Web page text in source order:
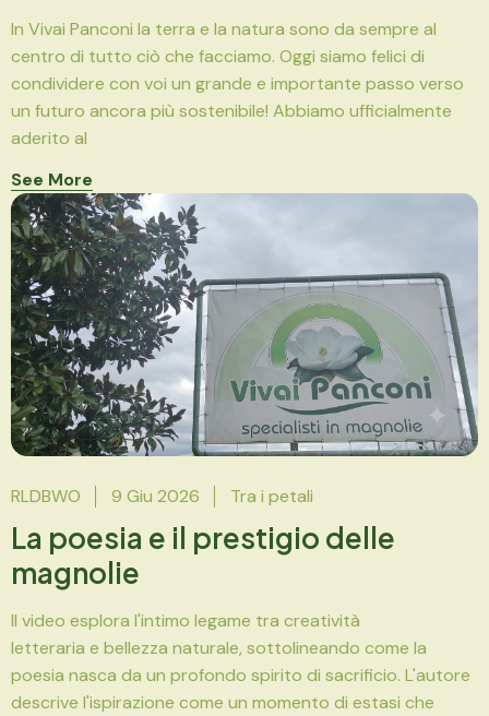
In Vivai Panconi la terra e la natura sono da sempre al
centro di tutto ciò che facciamo. Oggi siamo felici di
condividere con voi un grande e importante passo verso
un futuro ancora più sostenibile! Abbiamo ufficialmente
aderito al
See More
RLDBWO 9 Giu 2026 Tra i petali
La poesia e il prestigio delle
magnolie
Il video esplora l'intimo legame tra creatività
letteraria e bellezza naturale, sottolineando come la
poesia nasca da un profondo spirito di sacrificio. L'autore
descrive l'ispirazione come un momento di estasi che